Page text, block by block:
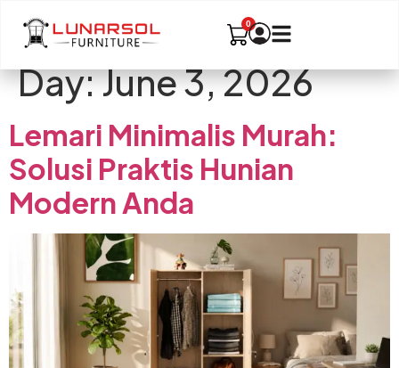
Day:June 3, 2026
Lemari Minimalis Murah:
Solusi Praktis Hunian
Modern Anda